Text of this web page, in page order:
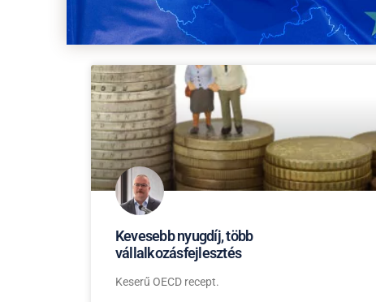
Kevesebb nyugdíj, több
vállalkozásfejlesztés
Keserű OECD recept.